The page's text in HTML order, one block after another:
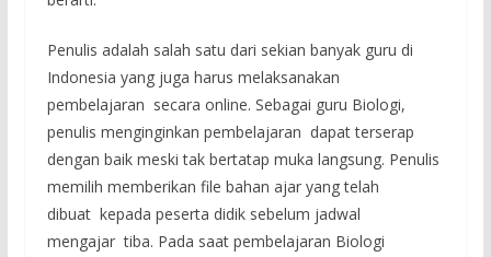
Penulis adalah salah satu dari sekian banyak guru di
Indonesia yang juga harus melaksanakan
pembelajaran secara online. Sebagai guru Biologi,
penulis menginginkan pembelajaran dapat terserap
dengan baik meski tak bertatap muka langsung. Penulis
memilih memberikan file bahan ajar yang telah
dibuat kepada peserta didik sebelum jadwal
mengajar tiba. Pada saat pembelajaran Biologi